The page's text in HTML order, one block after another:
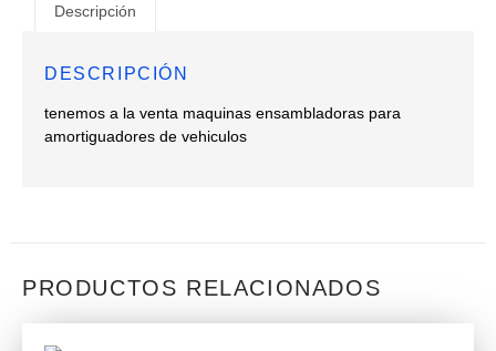
Descripción
DESCRIPCIÓN
tenemos a la venta maquinas ensambladoras para
amortiguadores de vehiculos
PRODUCTOS RELACIONADOS